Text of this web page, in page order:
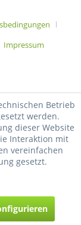
Impressum
Betrieb
werden.
dieser Website
Interaktion mit
vereinfachen
gesetzt.